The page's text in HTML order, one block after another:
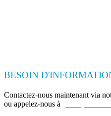
BESOIN
Contactez-nous maintenant via
ou appelez-nous à